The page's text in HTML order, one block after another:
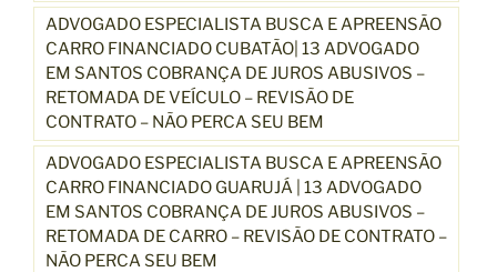
ADVOGADO ESPECIALISTA BUSCA E APREENSÃO
CARRO FINANCIADO CUBATÃO| 13 ADVOGADO
EM SANTOS COBRANÇA DE JUROS ABUSIVOS –
RETOMADA DE VEÍCULO – REVISÃO DE
CONTRATO – NÃO PERCA SEU BEM
ADVOGADO ESPECIALISTA BUSCA E APREENSÃO
CARRO FINANCIADO GUARUJÁ | 13 ADVOGADO
EM SANTOS COBRANÇA DE JUROS ABUSIVOS –
RETOMADA DE CARRO – REVISÃO DE CONTRATO –
NÃO PERCA SEU BEM